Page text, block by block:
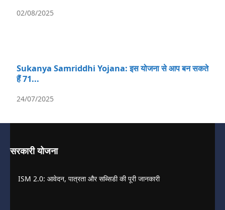
02/08/2025
Sukanya Samriddhi Yojana: इस योजना से आप बन सकते
हैं 71...
24/07/2025
सरकारी योजना
ISM 2.0: आवेदन, पात्रता और सब्सिडी की पूरी जानकारी